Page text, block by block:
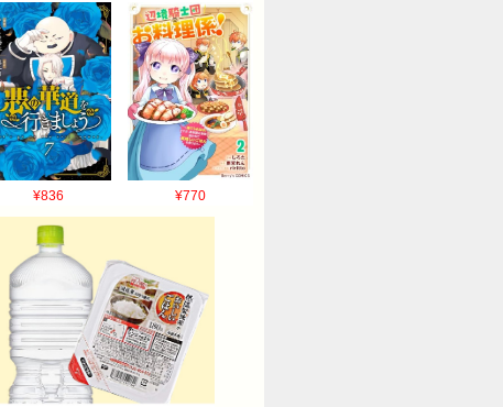
¥836 ¥770